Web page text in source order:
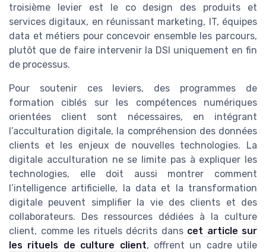
troisième levier est le co design des produits et
services digitaux, en réunissant marketing, IT, équipes
data et métiers pour concevoir ensemble les parcours,
plutôt que de faire intervenir la DSI uniquement en fin
de processus.
Pour soutenir ces leviers, des programmes de
formation ciblés sur les compétences numériques
orientées client sont nécessaires, en intégrant
l’acculturation digitale, la compréhension des données
clients et les enjeux de nouvelles technologies. La
digitale acculturation ne se limite pas à expliquer les
technologies, elle doit aussi montrer comment
l’intelligence artificielle, la data et la transformation
digitale peuvent simplifier la vie des clients et des
collaborateurs. Des ressources dédiées à la culture
client, comme les rituels décrits dans cet article sur
les rituels de culture client, offrent un cadre utile